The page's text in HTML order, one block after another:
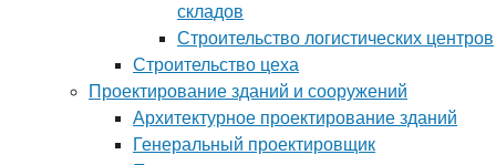
складов
Строительство логистических центров
Строительство цеха
Проектирование зданий и сооружений
Архитектурное проектирование зданий
Генеральный проектировщик